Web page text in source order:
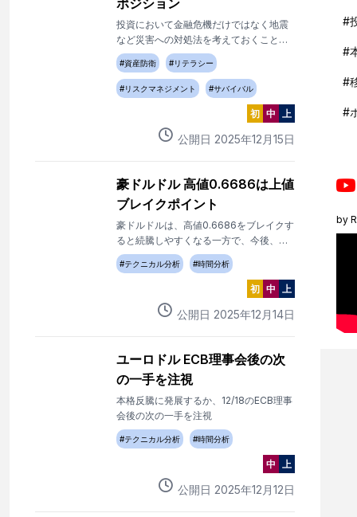
投資において金融危機だけではなく地震
など災害への対処法を考えておくことが
大切です。 不幸でお金を稼ぐのではなく
資産を失うことに対するリスクマネジメ
ントです。
#資産防衛 #リテラシー
#リスクマネジメント #サバイバル
初 中 上
公開日 2025年12 月15日
豪ドルドル 高値0.6686は上値
ブレイクポイント
豪ドルドルは、高値0.6686をブレイクす
ると続騰しやすくなる一方で、今後、前
日の安値をブレイクする場合、反落の流
れに変化する可能性。
#テクニカル分析 #時間分析
初 中 上
公開日 2025年12 月14日
ユーロドル ECB理事会後の次
の一手を注視
本格反騰に発展するか、12/18のECB理事
会後の次の一手を注視
#テクニカル分析 #時間分析
中 上
公開日 2025年12 月12日
#
#
#
#
by